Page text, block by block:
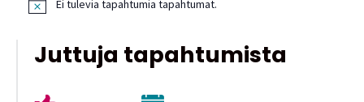
N
Ei tulevia tapahtumia tapahtumat.
Juttuja tapahtumista